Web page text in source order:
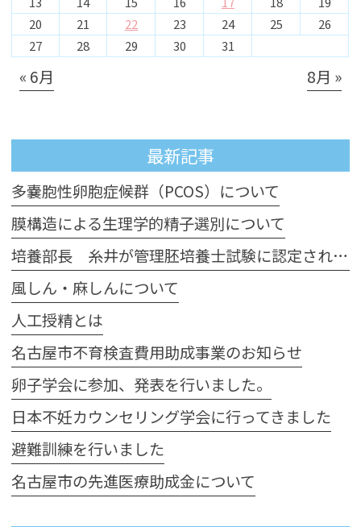
20
21 22 23 24 25
26
27
28 29 30 31
« 6月 8月 »
最新記事
多嚢胞性卵胞症候群（PCOS）について
膜構造による生理学的精子選別について
培養部長 糸井が管理胚培養士試験に認定されました
風しん・麻しんについて
人工授精とは
名古屋市不育検査費用助成事業のお知らせ
卵子学会に参加、発表を行いました。
日本不妊カウンセリング学会に行ってきました
避難訓練を行いました
名古屋市の先進医療助成金について